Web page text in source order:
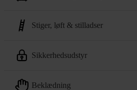
stiger, løft & stilladser
sikkerhedsudstyr
beklædning